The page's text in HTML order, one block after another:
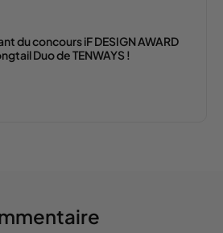
du concours iF DESIGN AWARD
Duo de TENWAYS !